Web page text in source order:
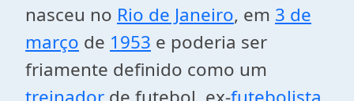
nasceu no Rio de Janeiro, em 3 de
março de 1953 e poderia ser
friamente definido como um